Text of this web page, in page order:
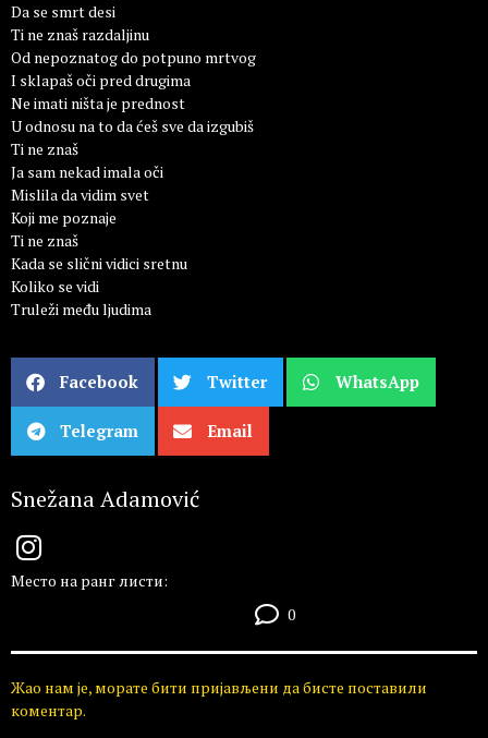
Da se smrt desi
Ti ne znaš razdaljinu
Od nepoznatog do potpuno mrtvog
I sklapaš oči pred drugima
Ne imati ništa je prednost
U odnosu na to da ćeš sve da izgubiš
Ti ne znaš
Ja sam nekad imala oči
Mislila da vidim svet
Koji me poznaje
Ti ne znaš
Kada se slični vidici sretnu
Koliko se vidi
Truleži među ljudima
Facebook Twitter WhatsApp
Telegram Email
Snežana Adamović
Место на ранг листи:
0
Жао нам је, морате бити пријављени да бисте поставили
коментар.